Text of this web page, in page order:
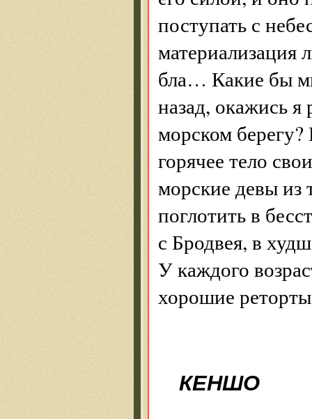
поступать с
материализация
бла… Какие бы
назад, окажись я
морском
горячее тело
морские девы из
поглотить в
с Бродвея, в
У каждого
хорошие
КЕНШО